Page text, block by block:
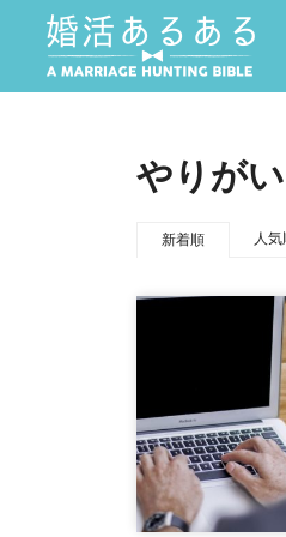
心の処方箋 カルチ
やりが
新着順 人気